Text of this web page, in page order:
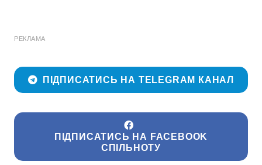
РЕКЛАМА
ПІДПИСАТИСЬ НА TELEGRAM КАНАЛ
ПІДПИСАТИСЬ НА FACEBOOK
СПІЛЬНОТУ